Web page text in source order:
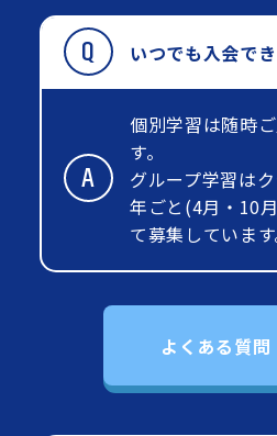
いつでも入会で
個別学習は随時
す。
グループ学習は
年ごと(4月・10
て募集しています
よくある質問